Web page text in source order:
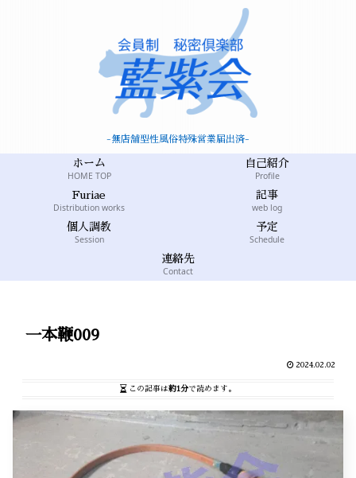
-無店舗型性風俗特殊営業届出済-
ホーム
HOME TOP
自己紹介
Profile
Furiae
Distribution works
記事
web log
個人調教
Session
予定
Schedule
連絡先
Contact
一本鞭009
2024.02.02
この記事は約1分で読めます。